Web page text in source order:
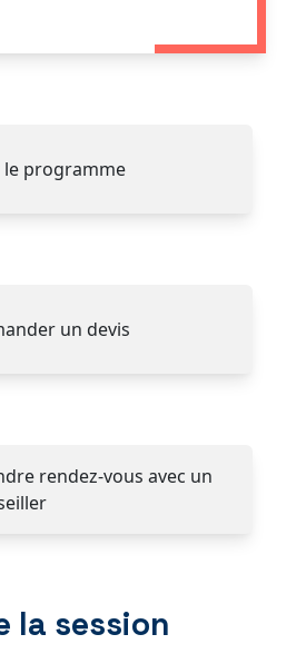
le programme
un devis
rendez-vous avec un
la session